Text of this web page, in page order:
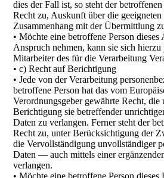
dies der Fall ist, so steht der
Recht zu, Auskunft über die
Zusammenhang mit der Übermittlung
• Möchte eine betroffene Person
Anspruch nehmen, kann sie sich hierzu
Mitarbeiter des für die Verarbeitung
• c) Recht auf Berichtigung
• Jede von der Verarbeitung
betroffene Person hat das vom
Verordnungsgeber gewährte Recht, die
Berichtigung sie betreffender
Daten zu verlangen. Ferner steht der
Recht zu, unter Berücksichtigung der
die Vervollständigung unvollständiger
Daten — auch mittels einer
verlangen.